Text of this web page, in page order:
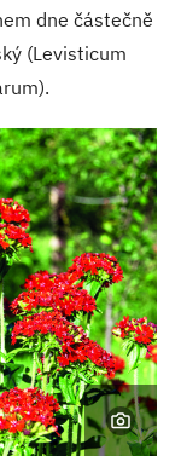
dne částečně
(Levisticum